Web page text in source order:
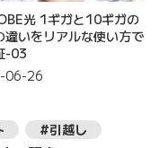
光 1ギガと10ギガの
違いをリアルな使い方で
-03
06-26
#引越し